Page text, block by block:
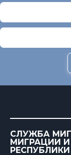
СЛУЖБА
МИГРАЦИИ И